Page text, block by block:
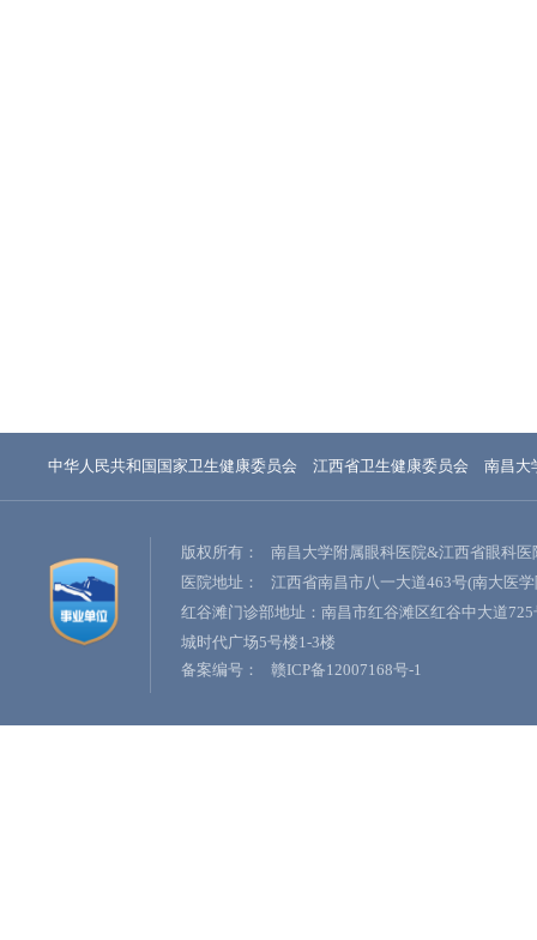
中华人民共和国国家卫生健康委员会 江西省卫生健康委员会 南昌大
版权所有：
南昌大学附属眼科医院&江西省眼科医
医院地址：
江西省南昌市八一大道463号(南大医
红谷滩门诊部地址：南昌市红谷滩区红谷中大道725
城时代广场5号楼1-3楼
备案编号：
赣ICP备12007168号-1